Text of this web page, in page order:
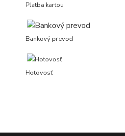
Platba kartou
Bankový prevod
Hotovosť